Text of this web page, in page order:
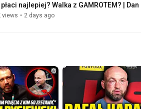
płaci najlepiej? Walka z GAMROTEM? | Dan
views • 2 days ago